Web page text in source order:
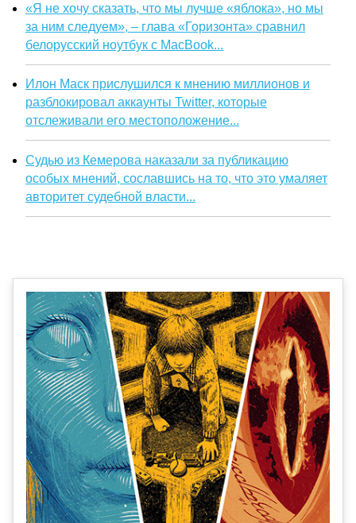
«Я не хочу сказать, что мы лучше «яблока», но мы
за ним следуем», – глава «Горизонта» сравнил
белорусский ноутбук с MacBook...
Илон Маск прислушился к мнению миллионов и
разблокировал аккаунты Twitter, которые
отслеживали его местоположение...
Судью из Кемерова наказали за публикацию
особых мнений, сославшись на то, что это умаляет
авторитет судебной власти...